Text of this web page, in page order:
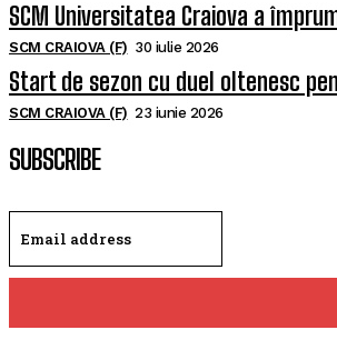
SCM Universitatea Craiova a
SCM CRAIOVA (F) 30 iulie 2026
Start de sezon cu duel oltenesc
SCM CRAIOVA (F) 23 iunie 2026
SUBSCRIBE